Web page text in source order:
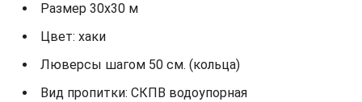
Размер 30х30 м
Цвет: хаки
Люверсы шагом 50 см. (кольца)
Вид пропитки: СКПВ водоупорная